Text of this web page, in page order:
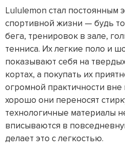
Lululemon стал постоянным
спортивной жизни — будь
бега, тренировок в зале,
тенниса. Их легкие поло и
показывают себя на
кортах, а покупать их
огромной практичности
хорошо они переносят
технологичные материалы
вписываются в
делает это с легкостью.